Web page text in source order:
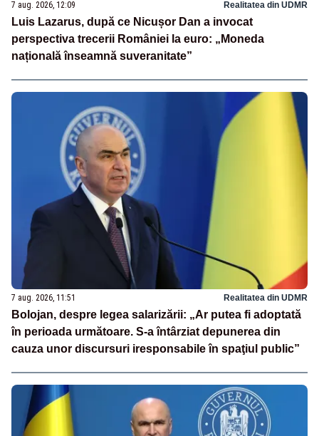
7 aug. 2026, 12:09 Realitatea din UDMR
Luis Lazarus, după ce Nicușor Dan a invocat
perspectiva trecerii României la euro: „Moneda
națională înseamnă suveranitate”
7 aug. 2026, 11:51 Realitatea din UDMR
Bolojan, despre legea salarizării: „Ar putea fi adoptată
în perioada următoare. S-a întârziat depunerea din
cauza unor discursuri iresponsabile în spaţiul public”